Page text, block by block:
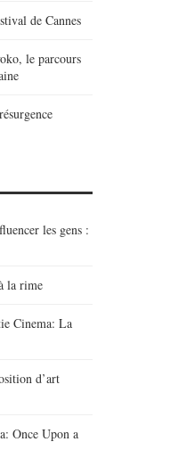
de Cannes
le parcours
les gens :
la rime
Cinema: La
d’art
Once Upon a